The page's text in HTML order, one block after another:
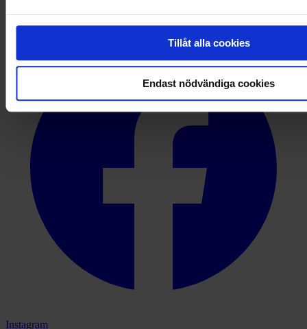
Tillåt alla cookies
Endast nödvändiga cookies
Facebook
Instagram